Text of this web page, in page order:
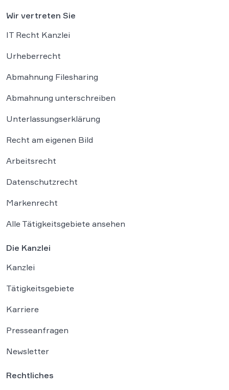
Wir vertreten Sie
IT Recht Kanzlei
Urheberrecht
Abmahnung Filesharing
Abmahnung unterschreiben
Unterlassungserklärung
Recht am eigenen Bild
Arbeitsrecht
Datenschutzrecht
Markenrecht
Alle Tätigkeitsgebiete ansehen
Die Kanzlei
Kanzlei
Tätigkeitsgebiete
Karriere
Presseanfragen
Newsletter
Rechtliches